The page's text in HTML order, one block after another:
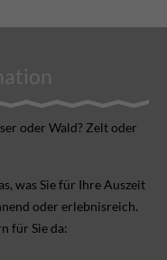
oder Wald? Zelt oder
was Sie für Ihre Aus­zeit
oder erlebnis­reich.
für Sie da: